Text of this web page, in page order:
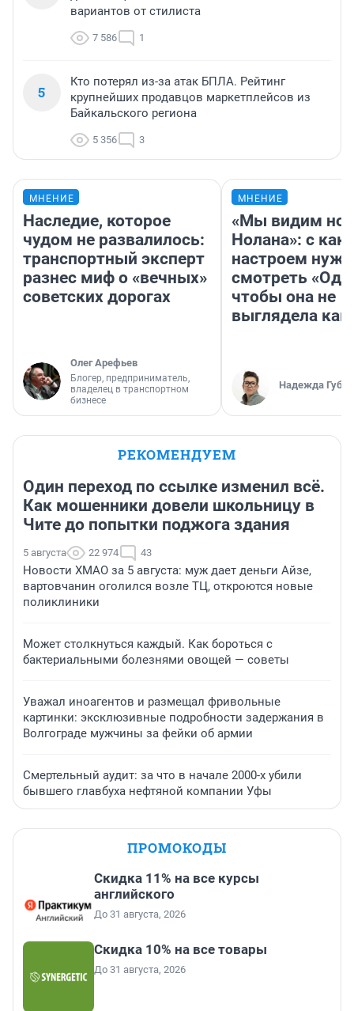
вариантов от стилиста
7 586 1
5
Кто потерял из-за атак БПЛА. Рейтинг
крупнейших продавцов маркетплейсов из
Байкальского региона
5 356 3
МНЕНИЕ
Наследие, которое
чудом не развалилось:
транспортный эксперт
разнес миф о «вечных»
советских дорогах
Олег Арефьев
Блогер, предприниматель,
владелец в транспортном
бизнесе
МНЕНИЕ
«Мы видим
Нолана»: с
настроем
смотреть
чтобы она не
выглядела как
Надежда
РЕКОМЕНДУЕМ
Один переход по ссылке изменил всё.
Как мошенники довели школьницу в
Чите до попытки поджога здания
5 августа 22 974 43
Новости ХМАО за 5 августа: муж дает деньги Айзе,
вартовчанин оголился возле ТЦ, откроются новые
поликлиники
Может столкнуться каждый. Как бороться с
бактериальными болезнями овощей — советы
Уважал иноагентов и размещал фривольные
картинки: эксклюзивные подробности задержания в
Волгограде мужчины за фейки об армии
Смертельный аудит: за что в начале 2000-х убили
бывшего главбуха нефтяной компании Уфы
ПРОМОКОДЫ
Скидка 11% на все курсы
английского
До 31 августа, 2026
Скидка 10% на все товары
До 31 августа, 2026